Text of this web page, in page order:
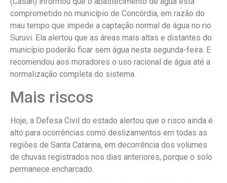
comprometido no município de Concórdia, em razão do
mau tempo que impede a captação normal de água no rio
Suruvi. Ela alertou que as áreas mais altas e distantes do
município poderão ficar sem água nesta segunda-feira. E
recomendou aos moradores o uso racional de água até a
normalização completa do sistema.
Mais riscos
Hoje, a Defesa Civil do estado alertou que o risco ainda é
alto para ocorrências como deslizamentos em todas as
regiões de Santa Catarina, em decorrência dos volumes
de chuvas registrados nos dias anteriores, porque o solo
permanece encharcado.